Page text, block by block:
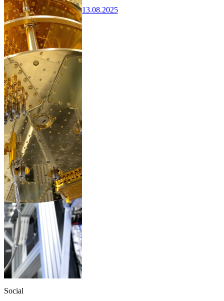
13.08.2025
Social